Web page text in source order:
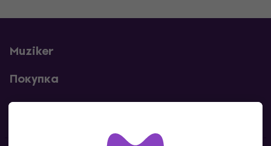
Muziker
Покупка
Полезни линкове